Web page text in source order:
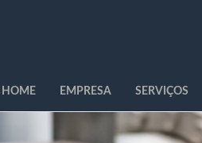
HOME EMPRESA SERVIÇOS